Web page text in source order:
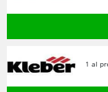
1 al